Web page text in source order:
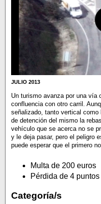
JULIO 2013
Un turismo avanza por una vía
confluencia con otro carril.
señalizado, tanto vertical
de detención del mismo la
vehículo que se acerca no se
y le deja pasar, pero el peligro
puede esperar que el primero
Multa de 200 euros
Pérdida de 4
Categoría/s